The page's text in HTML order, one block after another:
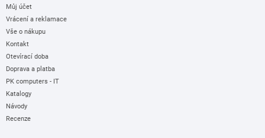
Můj účet
Vrácení a reklamace
Vše o nákupu
Kontakt
Otevírací doba
Doprava a platba
PK computers - IT
Katalogy
Návody
Recenze